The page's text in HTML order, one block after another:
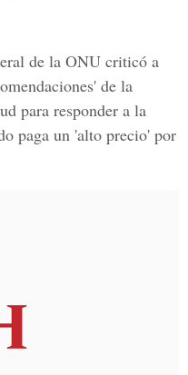
de la ONU criticó a
de la
para responder a la
paga un 'alto precio' por